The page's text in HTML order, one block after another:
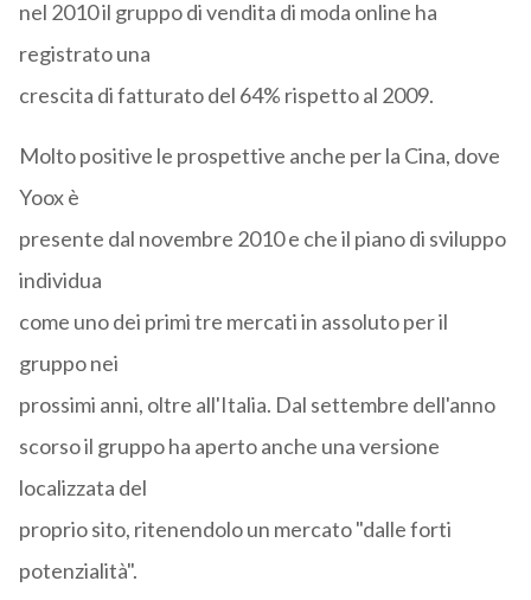
nel 2010 il gruppo di vendita di moda online ha
registrato una
crescita di fatturato del 64% rispetto al 2009.
Molto positive le prospettive anche per la Cina, dove
Yoox è
presente dal novembre 2010 e che il piano di sviluppo
individua
come uno dei primi tre mercati in assoluto per il
gruppo nei
prossimi anni, oltre all'Italia. Dal settembre dell'anno
scorso il gruppo ha aperto anche una versione
localizzata del
proprio sito, ritenendolo un mercato "dalle forti
potenzialità".